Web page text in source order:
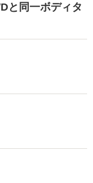
と同一ボディタ